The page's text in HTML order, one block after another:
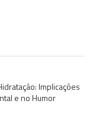
Implicações
e no Humor